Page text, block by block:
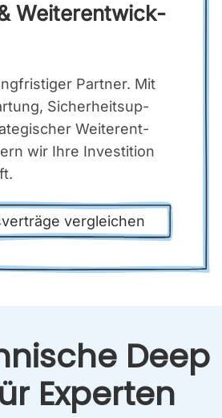
Wei­ter­ent­wick­
Part­ner. Mit
Sicher­heits­up­
Wei­ter­ent­
wir Ihre Inves­ti­ti­on
ver­glei­chen
Deep
Exper­ten